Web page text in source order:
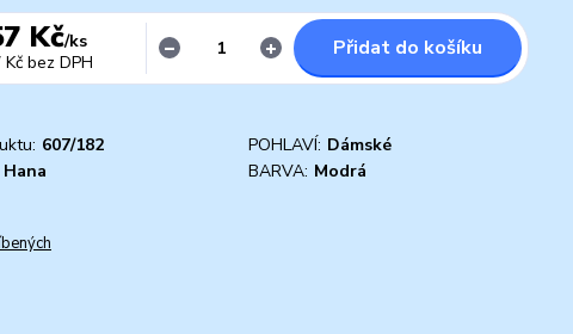
Kč/ks
Kč bez DPH
Přidat do košíku
607/182 POHLAVÍ: Dámské
Hana BARVA: Modrá